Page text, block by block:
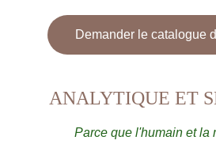
ANALYTIQUE ET
Parce que l'humain et la
Demander le catalogue